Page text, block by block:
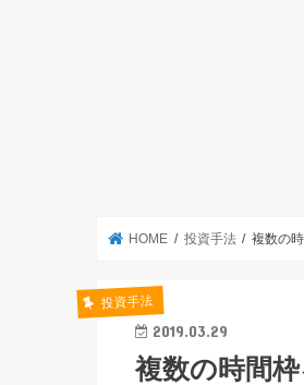
HOME 投資手法 複数の
投資手法
2019.03.29
複数の時間